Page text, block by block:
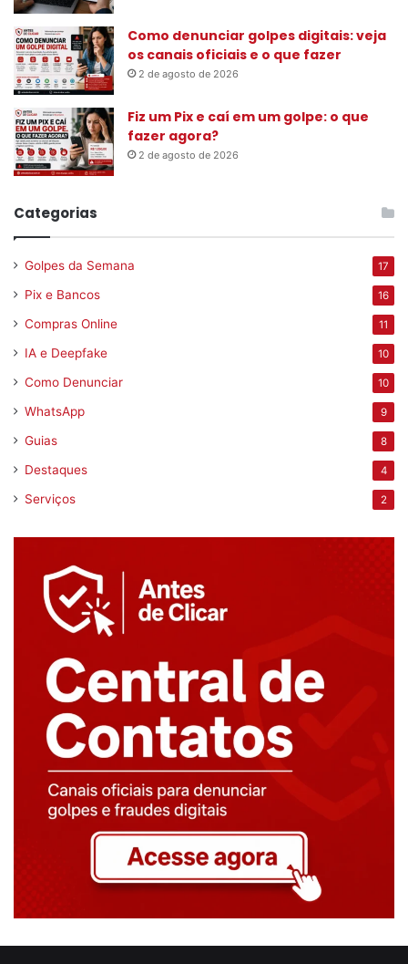
Como denunciar golpes digitais: veja
os canais oficiais e o que fazer
2 de agosto de 2026
Fiz um Pix e caí em um golpe: o que
fazer agora?
2 de agosto de 2026
Categorias
Golpes da Semana 17
Pix e Bancos 16
Compras Online 11
IA e Deepfake 10
Como Denunciar 10
WhatsApp 9
Guias 8
Destaques 4
Serviços 2